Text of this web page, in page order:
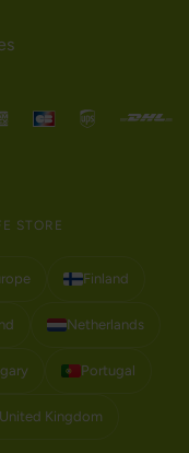
STORE
Finland
Netherlands
Portugal
Kingdom